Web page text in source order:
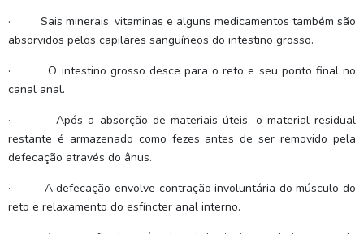
· Sais minerais, vitaminas e alguns medicamentos também são
absorvidos pelos capilares sanguíneos do intestino grosso.
·O intestino grosso desce para o reto e seu ponto final no
canal anal.
·Após a absorção de materiais úteis, o material residual
restante é armazenado como fezes antes de ser removido pela
defecação através do ânus.
· A defecação envolve contração involuntária do músculo do
reto e relaxamento do esfíncter anal interno.